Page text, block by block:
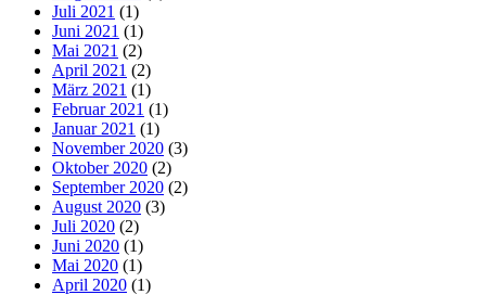
Juli 2021 (1)
Juni 2021 (1)
Mai 2021 (2)
April 2021 (2)
März 2021 (1)
Februar 2021 (1)
Januar 2021 (1)
November 2020 (3)
Oktober 2020 (2)
September 2020 (2)
August 2020 (3)
Juli 2020 (2)
Juni 2020 (1)
Mai 2020 (1)
April 2020 (1)